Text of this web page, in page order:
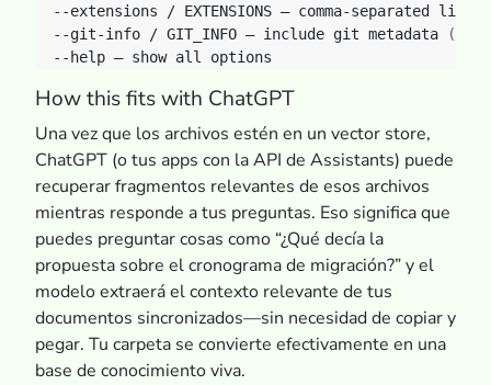
  --git-info / GIT_INFO – include git metadata
(
How this fits with ChatGPT
Una vez que los archivos estén en un vector store,
ChatGPT (o tus apps con la API de Assistants) puede
recuperar fragmentos relevantes de esos archivos
mientras responde a tus preguntas. Eso significa que
puedes preguntar cosas como “¿Qué decía la
propuesta sobre el cronograma de migración?” y el
modelo extraerá el contexto relevante de tus
documentos sincronizados—sin necesidad de copiar y
pegar. Tu carpeta se convierte efectivamente en una
base de conocimiento viva.